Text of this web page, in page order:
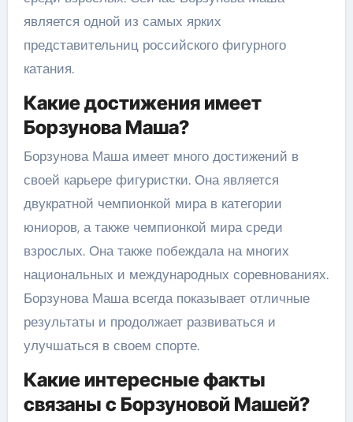
является одной из самых ярких
представительниц российского фигурного
катания.
Какие достижения имеет
Борзунова Маша?
Борзунова Маша имеет много достижений в
своей карьере фигуристки. Она является
двукратной чемпионкой мира в категории
юниоров, а также чемпионкой мира среди
взрослых. Она также побеждала на многих
национальных и международных соревнованиях.
Борзунова Маша всегда показывает отличные
результаты и продолжает развиваться и
улучшаться в своем спорте.
Какие интересные факты
связаны с Борзуновой Машей?